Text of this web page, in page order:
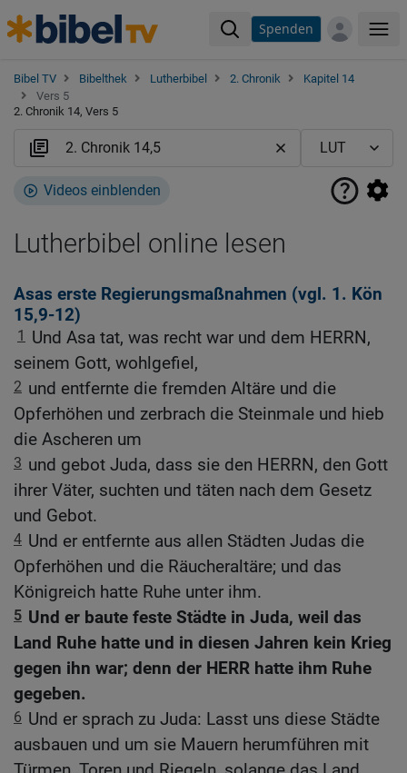
Spenden
Bibel TV Bibelthek Lutherbibel 2. Chronik
Kapitel 14
Vers 5
2. Chronik 14, Vers 5
Videos einblenden
Lutherbibel online lesen
Asas erste Regierungsmaßnahmen (vgl. 1. Kön
15,9-12)
1
Und Asa tat, was recht war und dem HERRN,
seinem Gott, wohlgefiel,
2 und entfernte die fremden Altäre und die
Opferhöhen und zerbrach die Steinmale und hieb
die Ascheren um
3 und gebot Juda, dass sie den HERRN, den Gott
ihrer Väter, suchten und täten nach dem Gesetz
und Gebot.
4 Und er entfernte aus allen Städten Judas die
Opferhöhen und die Räucheraltäre; und das
Königreich hatte Ruhe unter ihm.
5 Und er baute feste Städte in Juda, weil das
Land Ruhe hatte und in diesen Jahren kein Krieg
gegen ihn war; denn der HERR hatte ihm Ruhe
gegeben.
6 Und er sprach zu Juda: Lasst uns diese Städte
ausbauen und um sie Mauern herumführen mit